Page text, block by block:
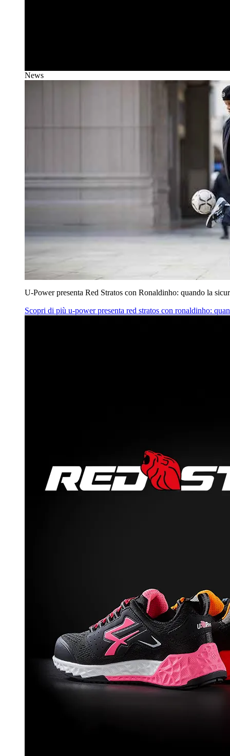
News
U‑Power presenta Red Stratos con Ronaldinho: quando la
Scopri di più u‑power presenta red stratos con ronaldinho: